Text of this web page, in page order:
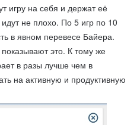
игру на себя и держат её
не плохо. По 5 игр по 10
в явном перевесе Байера.
показывают это. К тому же
в разы лучше чем в
на активную и продуктивную